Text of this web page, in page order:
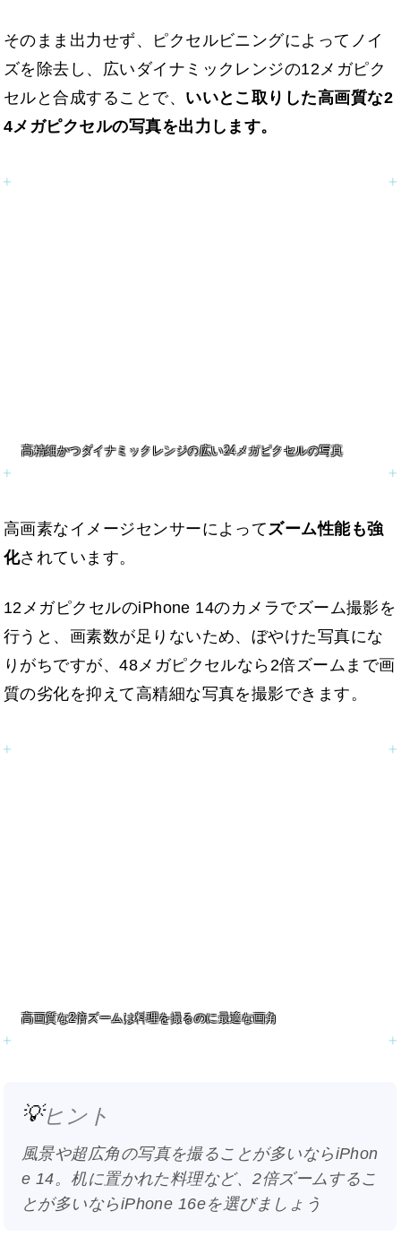
そのまま出力せず、ピクセルビニングによってノイ
ズを除去し、広いダイナミックレンジの12メガピク
セルと合成することで、 いいとこ取りした高画質な2
4メガピクセルの写真を出力します。
高精細かつダイナミックレンジの広い24メガピクセルの写真
高画素なイメージセンサーによって ズーム性能も強
化されています。
12メガピクセルのiPhone 14のカメラでズーム撮影を
行うと、画素数が足りないため、ぼやけた写真にな
りがちですが、48メガピクセルなら2倍ズームまで画
質の劣化を抑えて高精細な写真を撮影できます。
高画質な2倍ズームは料理を撮るのに最適な画角
💡ヒント
風景や超広角の写真を撮ることが多いならiPhon
e 14。机に置かれた料理など、2倍ズームするこ
とが多いならiPhone 16eを選びましょう